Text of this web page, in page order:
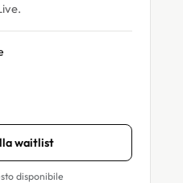
waitlist
disponibile